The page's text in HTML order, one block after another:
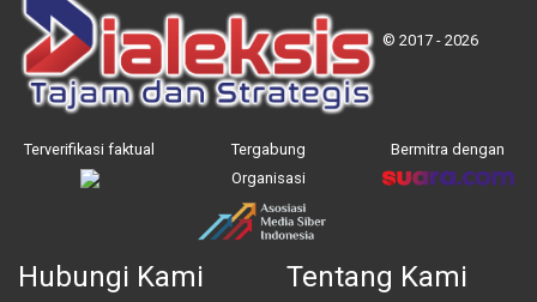
© 2017 - 2026
Terverifikasi faktual
Tergabung
Organisasi
Bermitra dengan
Hubungi Kami Tentang Kami